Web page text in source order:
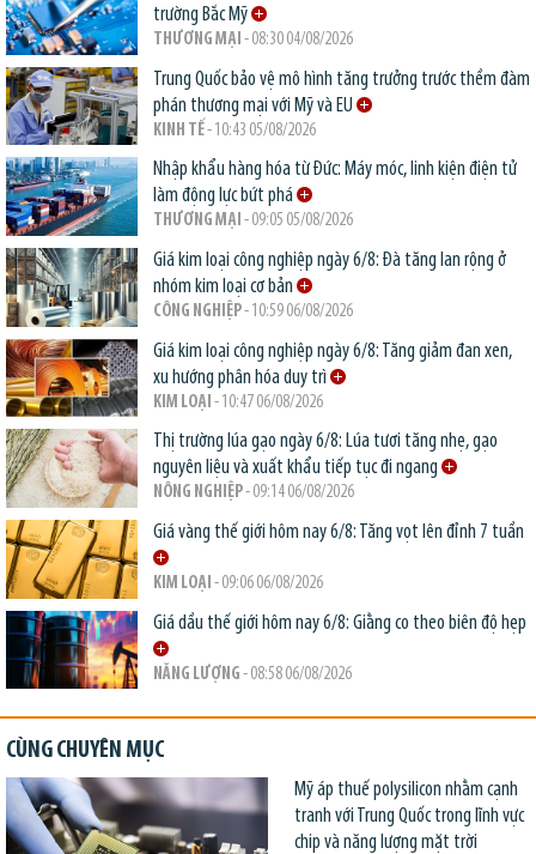
trường Bắc Mỹ
THƯƠNG MẠI - 08:30 04/08/2026
Trung Quốc bảo vệ mô hình tăng trưởng trước thềm đàm
phán thương mại với Mỹ và EU
KINH TẾ- 10:43 05/08/2026
Nhập khẩu hàng hóa từ Đức: Máy móc, linh kiện điện tử
làm động lực bứt phá
THƯƠNG MẠI - 09:05 05/08/2026
Giá kim loại công nghiệp ngày 6/8: Đà tăng lan rộng ở
nhóm kim loại cơ bản
CÔNG NGHIỆP- 10:59 06/08/2026
Giá kim loại công nghiệp ngày 6/8: Tăng giảm đan xen,
xu hướng phân hóa duy trì
KIM LOẠI - 10:47 06/08/2026
Thị trường lúa gạo ngày 6/8: Lúa tươi tăng nhẹ, gạo
nguyên liệu và xuất khẩu tiếp tục đi ngang
NÔNG NGHIỆP- 09:14 06/08/2026
Giá vàng thế giới hôm nay 6/8: Tăng vọt lên đỉnh 7 tuần
KIM LOẠI - 09:06 06/08/2026
Giá dầu thế giới hôm nay 6/8: Giằng co theo biên độ hẹp
NĂNG LƯỢNG - 08:58 06/08/2026
CÙNG CHUYÊN MỤC
Mỹ áp thuế polysilicon nhằm cạnh
tranh với Trung Quốc trong lĩnh vực
chip và năng lượng mặt trời